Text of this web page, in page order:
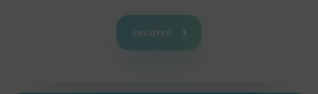
ENVOYER